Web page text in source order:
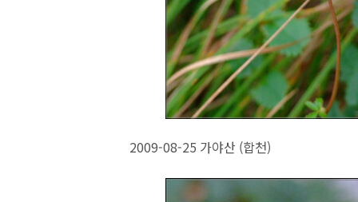
2009-08-25 가야산 (합천)